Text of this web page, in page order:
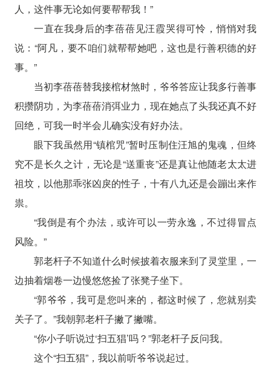
人，这件事无论如何要帮帮我！”
一直在我身后的李蓓蓓见汪霞哭得可怜，悄悄对我
说：“阿凡，要不咱们就帮帮她吧，这也是行善积德的好
事。”
当初李蓓蓓替我接棺材煞时，爷爷答应让我多行善事
积攒阴功，为李蓓蓓消弭业力，现在她点了头我还真不好
回绝，可我一时半会儿确实没有好办法。
眼下我虽然用“镇棺咒”暂时压制住汪旭的鬼魂，但终
究不是长久之计，无论是“送重丧”还是真让他随老太太进
祖坟，以他那乖张凶戾的性子，十有八九还是会蹦出来作
祟。
“我倒是有个办法，或许可以一劳永逸，不过得冒点
风险。”
郭老杆子不知道什么时候披着衣服来到了灵堂里，一
边抽着烟卷一边慢悠悠捡了张凳子坐下。
“郭爷爷，我可是您叫来的，都这时候了，您就别卖
关子了。”我朝郭老杆子撇了撇嘴。
“你小子听说过‘扫五猖’吗？”郭老杆子反问我。
这个“扫五猖”，我以前听爷爷说起过。